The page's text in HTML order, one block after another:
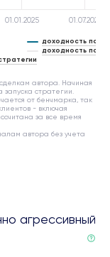
01.01.2025 01.07.2025
доходность по
доходность по
автора. Начиная
запуска стратегии.
от бенчмарка, так
- включая
за все время
автора без учета
агрессивный